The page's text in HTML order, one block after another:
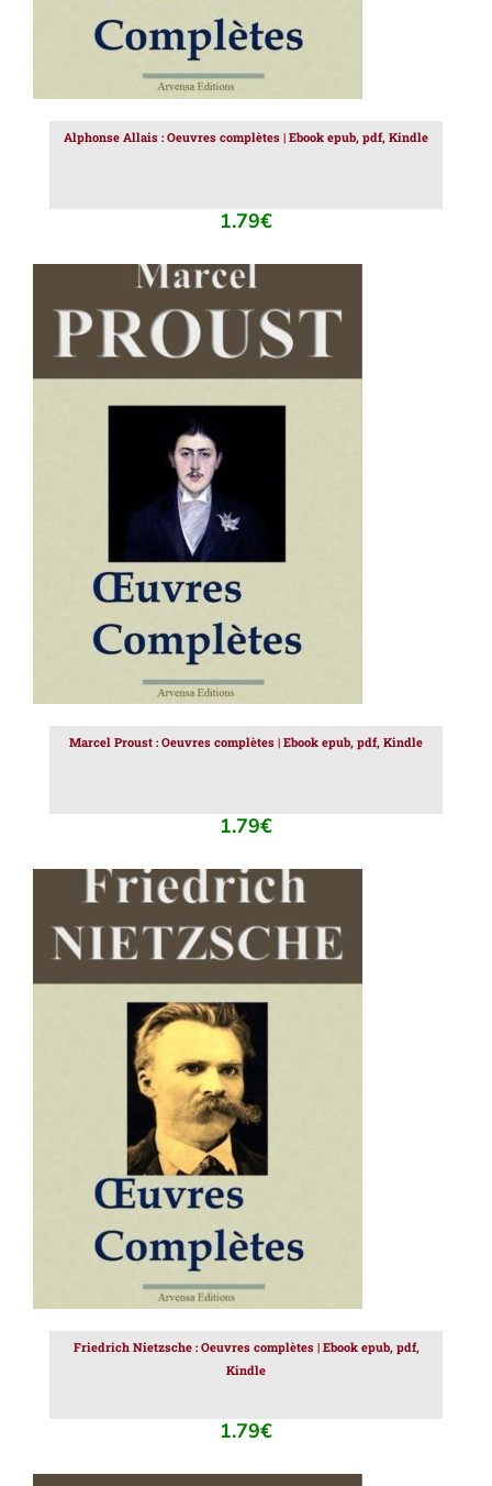
Alphonse Allais : Oeuvres complètes | Ebook epub, pdf, Kindle
1.79€
AJOUTER AU PANIER
Marcel Proust : Oeuvres complètes | Ebook epub, pdf, Kindle
1.79€
AJOUTER AU PANIER /
Friedrich Nietzsche : Oeuvres complètes | Ebook epub, pdf,
Kindle
1.79€